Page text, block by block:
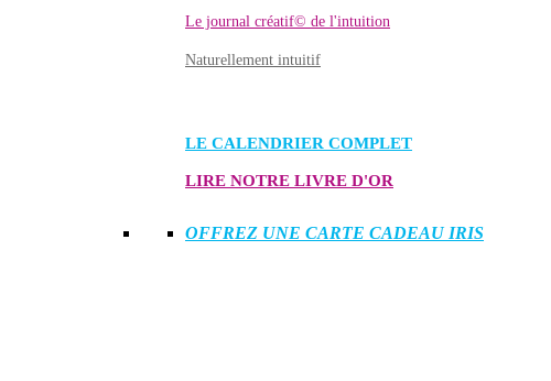
Le journal créatif© de l'intuition
Naturellement intuitif
LE CALENDRIER COMPLET
LIRE NOTRE LIVRE D'OR
OFFREZ UNE CARTE CADEAU IRIS